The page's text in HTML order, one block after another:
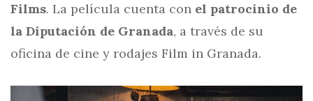
Films. La película cuenta con el patrocinio de
la Diputación de Granada, a través de su
oficina de cine y rodajes Film in Granada.